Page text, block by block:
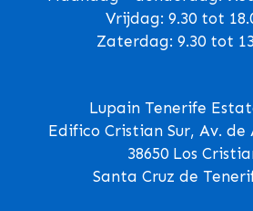
Vrijdag: 9.30 tot
Zaterdag: 9.30 tot
Lupain Tenerife
Edifico Cristian Sur, Av. de
38650 Los
Santa Cruz de